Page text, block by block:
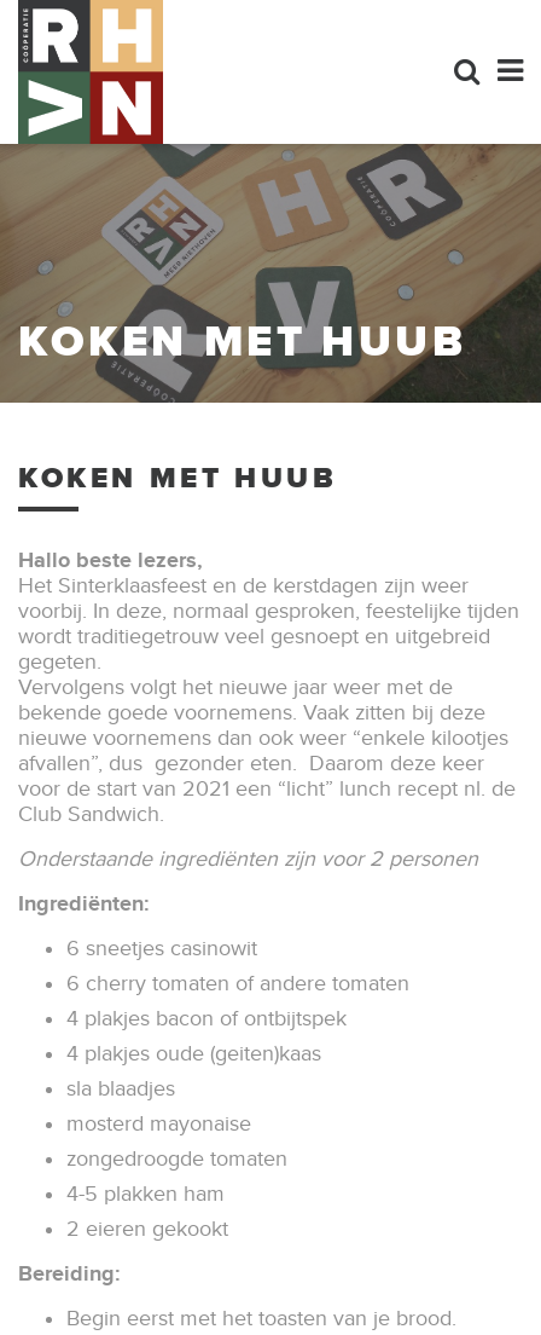
KOKEN MET HUUB
KOKEN MET HUUB
Hallo beste lezers,
Het Sinterklaasfeest en de kerstdagen zijn weer
voorbij. In deze, normaal gesproken, feestelijke tijden
wordt traditiegetrouw veel gesnoept en uitgebreid
gegeten.
Vervolgens volgt het nieuwe jaar weer met de
bekende goede voornemens. Vaak zitten bij deze
nieuwe voornemens dan ook weer “enkele kilootjes
afvallen”, dus gezonder eten. Daarom deze keer
voor de start van 2021 een “licht” lunch recept nl. de
Club Sandwich.
Onderstaande ingrediënten zijn voor 2 personen
Ingrediënten:
6 sneetjes casinowit
6 cherry tomaten of andere tomaten
4 plakjes bacon of ontbijtspek
4 plakjes oude (geiten)kaas
sla blaadjes
mosterd mayonaise
zongedroogde tomaten
4-5 plakken ham
2 eieren gekookt
Bereiding:
Begin eerst met het toasten van je brood.